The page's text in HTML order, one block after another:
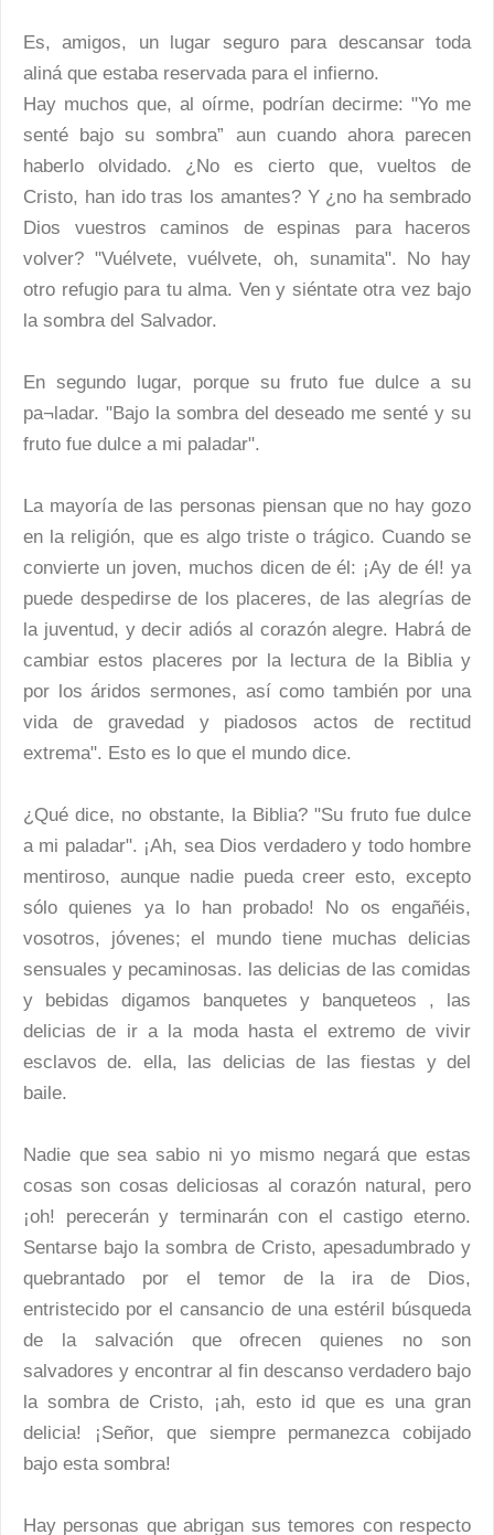
Es, amigos, un lugar seguro para descansar toda
aliná que estaba reservada para el infierno.
Hay muchos que, al oírme, podrían decirme: "Yo me
senté bajo su sombra” aun cuando ahora parecen
haberlo olvidado. ¿No es cierto que, vueltos de
Cristo, han ido tras los amantes? Y ¿no ha sembrado
Dios vuestros caminos de espinas para haceros
volver? "Vuélvete, vuélvete, oh, sunamita". No hay
otro refugio para tu alma. Ven y siéntate otra vez bajo
la sombra del Salvador.
En segundo lugar, porque su fruto fue dulce a su
pa¬ladar. "Bajo la sombra del deseado me senté y su
fruto fue dulce a mi paladar".
La mayoría de las personas piensan que no hay gozo
en la religión, que es algo triste o trágico. Cuando se
convierte un joven, muchos dicen de él: ¡Ay de él! ya
puede despedirse de los placeres, de las alegrías de
la juventud, y decir adiós al corazón alegre. Habrá de
cambiar estos placeres por la lectura de la Biblia y
por los áridos sermones, así como también por una
vida de gravedad y piadosos actos de rectitud
extrema". Esto es lo que el mundo dice.
¿Qué dice, no obstante, la Biblia? "Su fruto fue dulce
a mi paladar". ¡Ah, sea Dios verdadero y todo hombre
mentiroso, aunque nadie pueda creer esto, excepto
sólo quienes ya lo han probado! No os engañéis,
vosotros, jóvenes; el mundo tiene muchas delicias
sensuales y pecaminosas. las delicias de las comidas
y bebidas digamos banquetes y banqueteos , las
delicias de ir a la moda hasta el extremo de vivir
esclavos de. ella, las delicias de las fiestas y del
baile.
Nadie que sea sabio ni yo mismo negará que estas
cosas son cosas deliciosas al corazón natural, pero
¡oh! perecerán y terminarán con el castigo eterno.
Sentarse bajo la sombra de Cristo, apesadumbrado y
quebrantado por el temor de la ira de Dios,
entristecido por el cansancio de una estéril búsqueda
de la salvación que ofrecen quienes no son
salvadores y encontrar al fin descanso verdadero bajo
la sombra de Cristo, ¡ah, esto id que es una gran
delicia! ¡Señor, que siempre permanezca cobijado
bajo esta sombra!
Hay personas que abrigan sus temores con respecto